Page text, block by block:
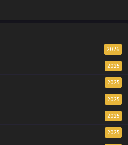
2026
2025
2025
2025
2025
2025